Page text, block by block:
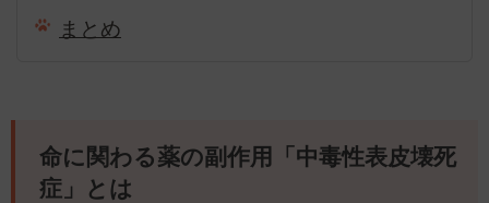
まとめ
命に関わる薬の副作用「中毒性表皮壊死
症」とは